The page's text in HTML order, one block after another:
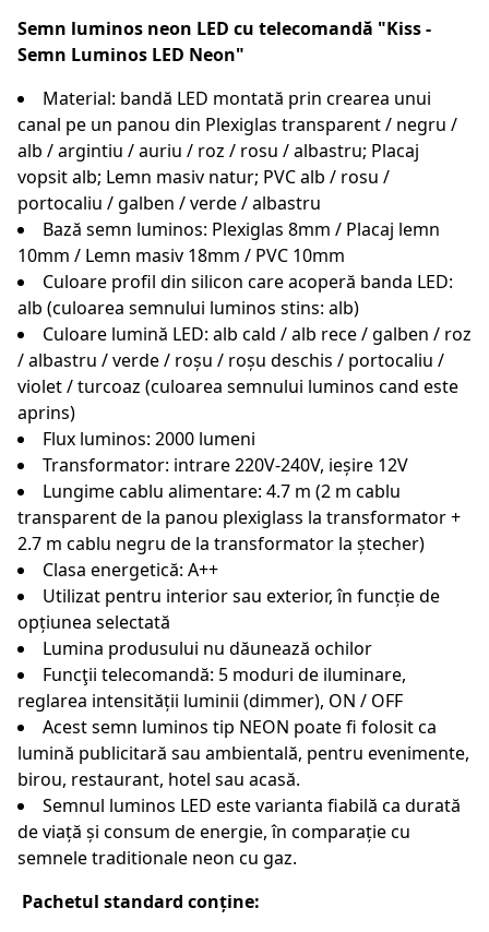
Semn luminos neon LED cu telecomandă "Kiss -
Semn Luminos LED Neon"
Material: bandă LED montată prin crearea unui
canal pe un panou din Plexiglas transparent / negru /
alb / argintiu / auriu / roz / rosu / albastru; Placaj
vopsit alb; Lemn masiv natur; PVC alb / rosu /
portocaliu / galben / verde / albastru
Bază semn luminos: Plexiglas 8mm / Placaj lemn
10mm / Lemn masiv 18mm / PVC 10mm
Culoare profil din silicon care acoperă banda LED:
alb (culoarea semnului luminos stins: alb)
Culoare lumină LED: alb cald / alb rece / galben / roz
/ albastru / verde / roșu / roșu deschis / portocaliu /
violet / turcoaz (culoarea semnului luminos cand este
aprins)
Flux luminos: 2000 lumeni
Transformator: intrare 220V-240V, ieșire 12V
Lungime cablu alimentare: 4.7 m (2 m cablu
transparent de la panou plexiglass la transformator +
2.7 m cablu negru de la transformator la ștecher)
Clasa energetică: A++
Utilizat pentru interior sau exterior, în funcție de
opțiunea selectată
Lumina produsului nu dăunează ochilor
Funcţii telecomandă: 5 moduri de iluminare,
reglarea intensității luminii (dimmer), ON / OFF
Acest semn luminos tip NEON poate fi folosit ca
lumină publicitară sau ambientală, pentru evenimente,
birou, restaurant, hotel sau acasă.
Semnul luminos LED este varianta fiabilă ca durată
de viață și consum de energie, în comparație cu
semnele traditionale neon cu gaz.
Pachetul standard conține: